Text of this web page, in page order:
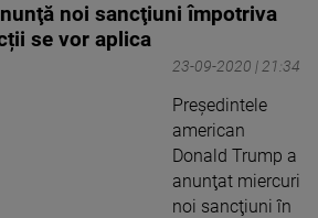
noi sancţiuni împotriva
se vor aplica
23-09-2020 | 21:34
Preşedintele
american
Donald Trump a
anunţat miercuri
noi sancţiuni în